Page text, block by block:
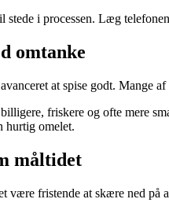
stede i processen. Læg
omtanke
at spise godt. Mange
friskere og ofte mere
hurtig omelet.
måltidet
være fristende at skære ned